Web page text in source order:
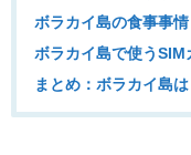
ボラカイ島の食事事情
ボラカイ島で使うSIM
まとめ：ボラカイ島